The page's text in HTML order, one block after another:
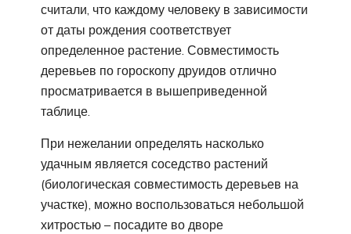
считали, что каждому человеку в зависимости
от даты рождения соответствует
определенное растение. Совместимость
деревьев по гороскопу друидов отлично
просматривается в вышеприведенной
таблице.
При нежелании определять насколько
удачным является соседство растений
(биологическая совместимость деревьев на
участке), можно воспользоваться небольшой
хитростью – посадите во дворе